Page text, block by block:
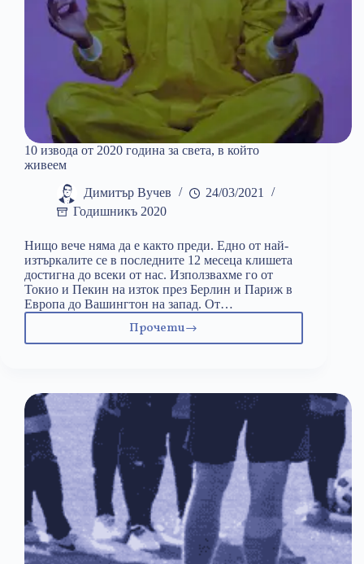
10 извода от 2020 година за света, в който
живеем
Димитър Вучев
24/03/2021
Годишникъ 2020
Нищо вече няма да е както преди. Едно от най-
изтъркалите се в последните 12 месеца клишета
достигна до всеки от нас. Използвахме го от
Токио и Пекин на изток през Берлин и Париж в
Европа до Вашингтон на запад. От…
Прочети
10
година
за
света,
в
който
живеем